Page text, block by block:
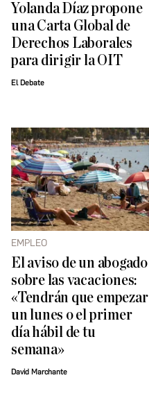
Yolanda Díaz propone
una Carta Global de
Derechos Laborales
para dirigir la OIT
El Debate
EMPLEO
El aviso de un abogado
sobre las vacaciones:
«Tendrán que empezar
un lunes o el primer
día hábil de tu
semana»
David Marchante